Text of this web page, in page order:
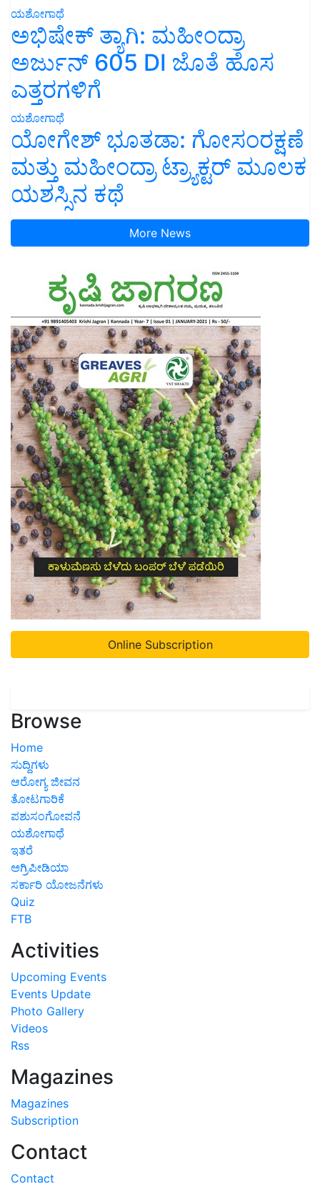
ಯಶೋಗಾಥೆ
ಅಭಿಷೇಕ್ ತ್ಯಾಗಿ: ಮಹೀಂದ್ರಾ
ಅರ್ಜುನ್ 605 DI ಜೊತೆ ಹೊಸ
ಎತ್ತರಗಳಿಗೆ
ಯಶೋಗಾಥೆ
ಯೋಗೇಶ್ ಭೂತಡಾ: ಗೋಸಂರಕ್ಷಣೆ
ಮತ್ತು ಮಹೀಂದ್ರಾ ಟ್ರ್ಯಾಕ್ಟರ್ ಮೂಲಕ
ಯಶಸ್ಸಿನ ಕಥೆ
More News
Online Subscription
Browse
Home
ಸುದ್ದಿಗಳು
ಆರೋಗ್ಯ ಜೀವನ
ತೋಟಗಾರಿಕೆ
ಪಶುಸಂಗೋಪನೆ
ಯಶೋಗಾಥೆ
ಇತರೆ
ಅಗ್ರಿಪೀಡಿಯಾ
ಸರ್ಕಾರಿ ಯೋಜನೆಗಳು
Quiz
FTB
Activities
Upcoming Events
Events Update
Photo Gallery
Videos
Rss
Magazines
Magazines
Subscription
Contact
Contact